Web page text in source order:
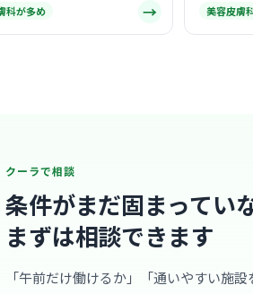
科が多め → 美容皮膚
クーラで相談
条件がまだ固まってい
まずは相談できます
「午前だけ働けるか」「通いやすい施